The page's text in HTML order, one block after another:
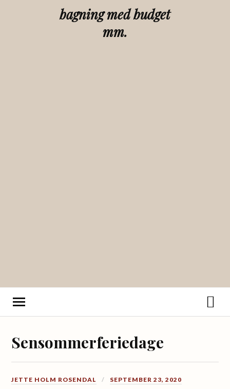
bagning med budget
mm.
Sensommerferiedage
JETTE HOLM ROSENDAL SEPTEMBER 23, 2020